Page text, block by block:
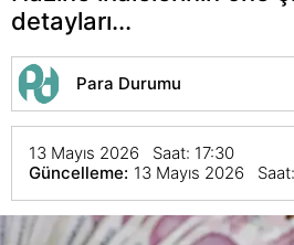
detayları...
Para Durumu
13 Mayıs 2026 Saat: 17:30
Güncelleme: 13 Mayıs 2026